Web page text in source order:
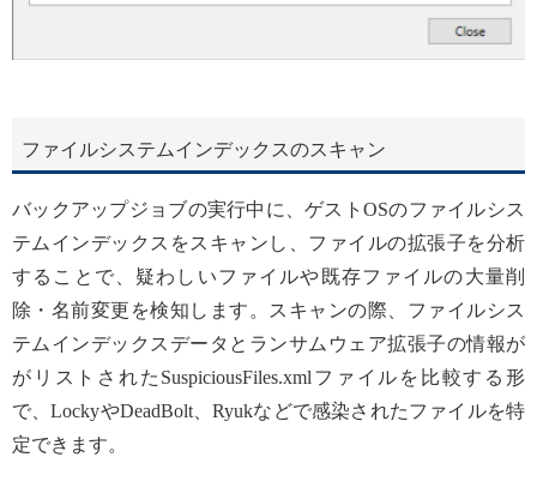
ファイルシステムインデックスのスキャン
バックアップジョブの実行中に、ゲストOSのファイルシス
テムインデックスをスキャンし、ファイルの拡張子を分析
することで、疑わしいファイルや既存ファイルの大量削
除・名前変更を検知します。スキャンの際、ファイルシス
テムインデックスデータとランサムウェア拡張子の情報が
がリストされたSuspiciousFiles.xmlファイルを比較する形
で、LockyやDeadBolt、Ryukなどで感染されたファイルを特
定できます。